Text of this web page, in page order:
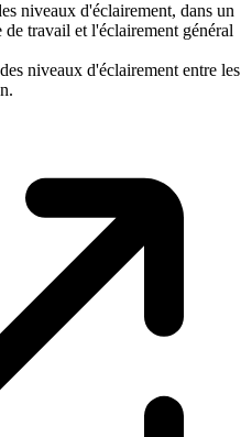
niveaux d'éclairement, dans un
travail et l'éclairement général
niveaux d'éclairement entre les